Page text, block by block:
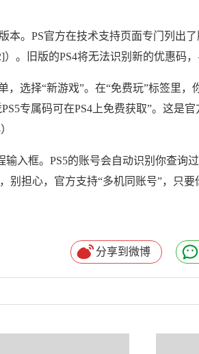
本。PS官方在技术支持页面专门列出
。旧版的PS4将无法识别新的优惠码，
，选择“新游戏”。在“免费玩”标签里，
专属码可在PS4上免费获取”。这是
输入框。PS5的账号会自动识别你查询
别担心，官方支持“多机同账号”，只要
分享到微博